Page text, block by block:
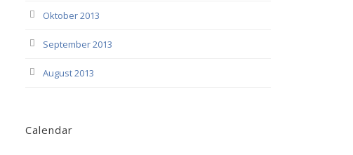
Oktober 2013
September 2013
August 2013
Calendar